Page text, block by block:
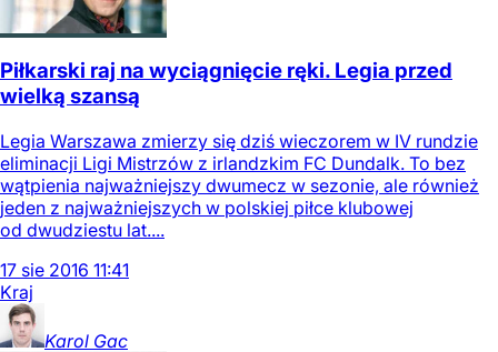
Piłkarski raj na wyciągnięcie ręki. Legia przed
wielką szansą
Legia Warszawa zmierzy się dziś wieczorem w IV rundzie
eliminacji Ligi Mistrzów z irlandzkim FC Dundalk. To bez
wątpienia najważniejszy dwumecz w sezonie, ale również
jeden z najważniejszych w polskiej piłce klubowej
od dwudziestu lat....
17 sie 2016 11:41
Kraj
Karol Gac